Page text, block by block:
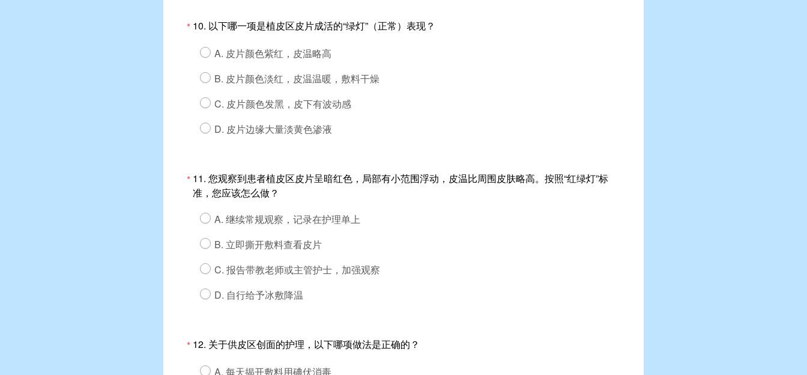
* 10. 以下哪一项是植皮区皮片成活的“绿灯”（正常）表现？
A. 皮片颜色紫红，皮温略高
B. 皮片颜色淡红，皮温温暖，敷料干燥
C. 皮片颜色发黑，皮下有波动感
D. 皮片边缘大量淡黄色渗液
* 11. 您观察到患者植皮区皮片呈暗红色，局部有小范围浮动，皮温比周围皮肤略高。按照“红绿灯”标
准，您应该怎么做？
A. 继续常规观察，记录在护理单上
B. 立即撕开敷料查看皮片
C. 报告带教老师或主管护士，加强观察
D. 自行给予冰敷降温
* 12. 关于供皮区创面的护理，以下哪项做法是正确的？
A. 每天揭开敷料用碘伏消毒